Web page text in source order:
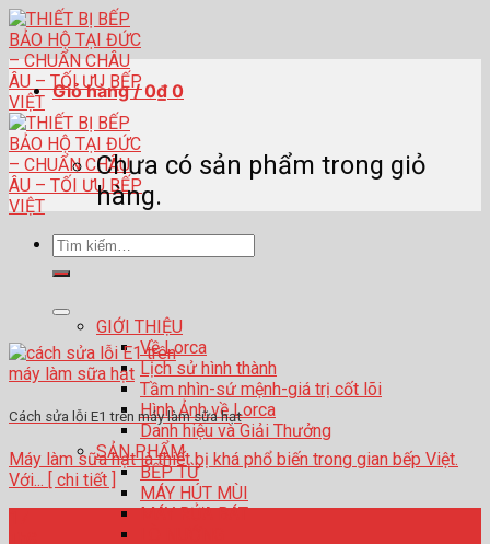
Skip
to
content
Tìm
kiếm:
GIỚI THIỆU
Về Lorca
Lịch sử hình thành
Tầm nhìn-sứ mệnh-giá trị cốt lõi
Hình Ảnh về Lorca
Danh hiệu và Giải Thưởng
SẢN PHẨM
BẾP TỪ
MÁY HÚT MÙI
MÁY RỬA BÁT
Giỏ hàng /0₫ 0
Chưa có sản phẩm trong giỏ
hàng.
Cách sửa lỗi E1 trên máy làm sữa hạt
Máy làm sữa hạt là thiết bị khá phổ biến trong gian bếp Việt.
Với... [ chi tiết ]